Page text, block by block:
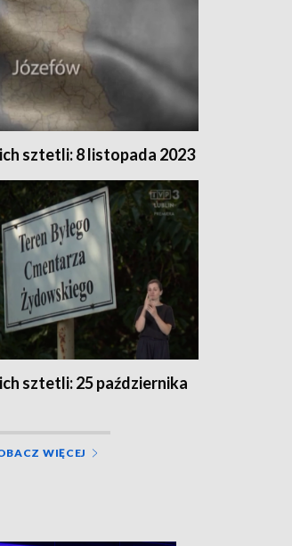
sztetli: 8 listopada 2023
sztetli: 25 października
WIĘCEJ